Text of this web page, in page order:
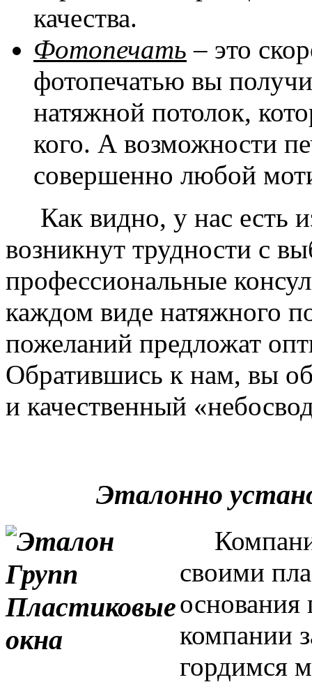
качества.
Фотопечать – это
фотопечатью вы
натяжной потолок,
кого. А возможности
совершенно любой
Как видно, у нас есть
возникнут трудности с
профессиональные
каждом виде натяжного
пожеланий предложат
Обратившись к нам, вы
и качественный
Эталонно
своими
основания
компании
гордимся